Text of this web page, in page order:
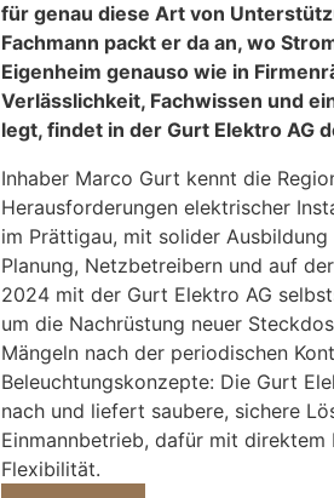
für genau diese Art von
Fachmann packt er da an, wo
Eigenheim genauso wie in
Verlässlichkeit, Fachwissen und
legt, findet in der Gurt Elektro AG
Inhaber Marco Gurt kennt die
Herausforderungen elektrischer
im Prättigau, mit solider
Planung, Netzbetreibern und auf
2024 mit der Gurt Elektro AG
um die Nachrüstung neuer
Mängeln nach der periodischen
Beleuchtungskonzepte: Die Gurt
nach und liefert saubere, sichere
Einmannbetrieb, dafür mit direktem
Flexibilität.